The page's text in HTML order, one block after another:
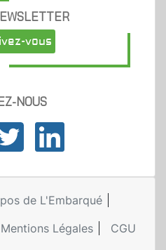
vous
NOUS
de L'Embarqué
Mentions Légales CGU